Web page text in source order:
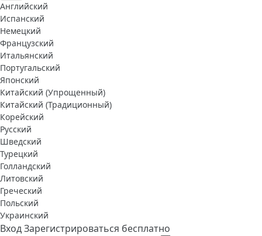
Английский
Испанский
Немецкий
Французский
Итальянский
Португальский
Японский
Китайский (Упрощенный)
Китайский (Традиционный)
Корейский
Русский
Шведский
Турецкий
Голландский
Литовский
Греческий
Польский
Украинский
ВходЗарегистрироваться бесплатно